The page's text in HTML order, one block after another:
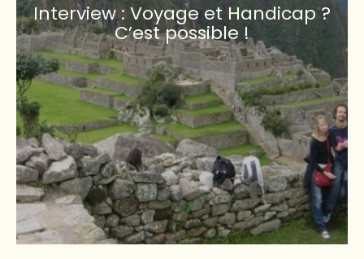
Interview : Voyage et Handicap ?
C’est possible !